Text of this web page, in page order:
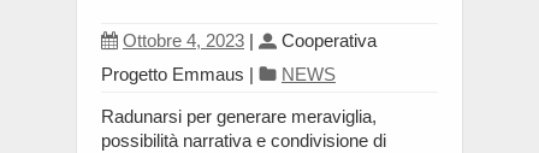
Ottobre 4, 2023 |
Cooperativa
Progetto Emmaus | NEWS
Radunarsi per generare meraviglia,
possibilità narrativa e condivisione di